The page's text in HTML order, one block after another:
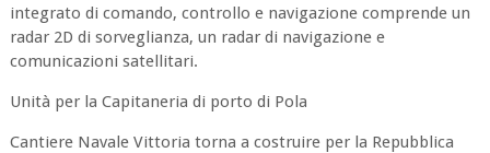
integrato di comando, controllo e navigazione comprende un
radar 2D di sorveglianza, un radar di navigazione e
comunicazioni satellitari.
Unità per la Capitaneria di porto di Pola
Cantiere Navale Vittoria torna a costruire per la Repubblica